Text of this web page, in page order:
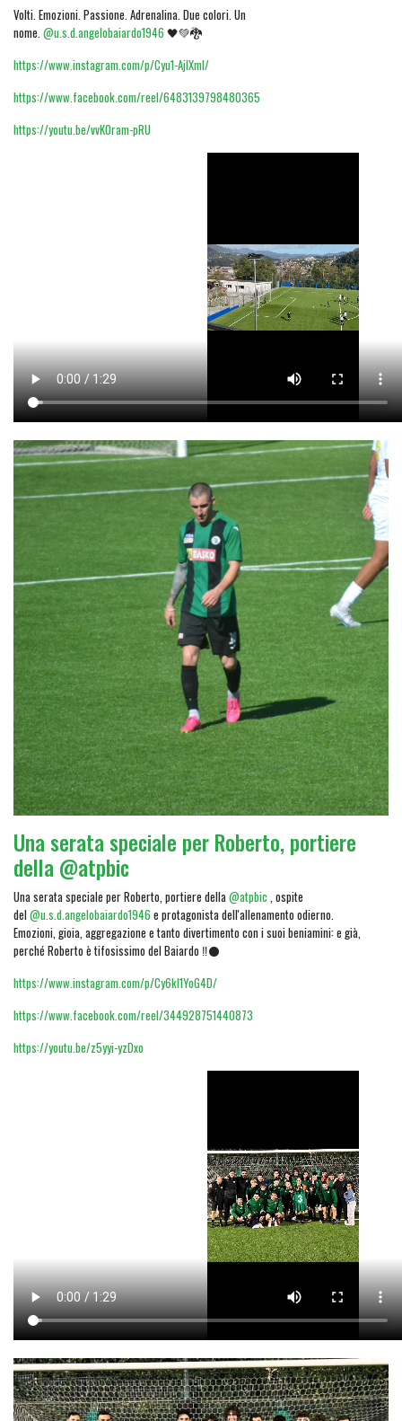
Volti. Emozioni. Passione. Adrenalina. Due colori. Un
nome. @u.s.d.angelobaiardo1946 🖤💚🐉
https://www.instagram.com/p/Cyu1-AjIXmI/
https://www.facebook.com/reel/6483139798480365
https://youtu.be/vvK0ram-pRU
Una serata speciale per Roberto, portiere
della @atpbic
Una serata speciale per Roberto, portiere della @atpbic , ospite
del@u.s.d.angelobaiardo1946 e protagonista dell'allenamento odierno.
Emozioni, gioia, aggregazione e tanto divertimento con i suoi beniamini: e già,
perché Roberto è tifosissimo del Baiardo ‼️⚫
https://www.instagram.com/p/Cy6kI1YoG4D/
https://www.facebook.com/reel/344928751440873
https://youtu.be/z5yyi-yzDxo